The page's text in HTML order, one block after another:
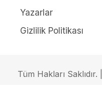
Yazarlar
Gizlilik Politikası
Tüm Hakları Saklıdır. |